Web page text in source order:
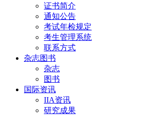
证书简介
通知公告
考试年检规定
考生管理系统
联系方式
杂志图书
杂志
图书
国际资讯
IIA资讯
研究成果